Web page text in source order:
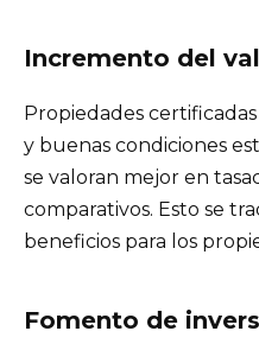
Incremento del
Propiedades
y buenas condiciones
se valoran mejor en
comparativos. Esto se
beneficios para los
Fomento de